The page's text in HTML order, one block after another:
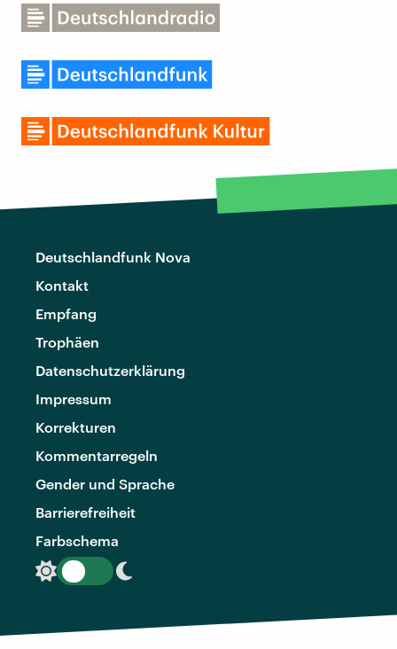
Deutschlandfunk Nova
Kontakt
Empfang
Trophäen
Datenschutzerklärung
Impressum
Korrekturen
Kommentarregeln
Gender und Sprache
Barrierefreiheit
Farbschema